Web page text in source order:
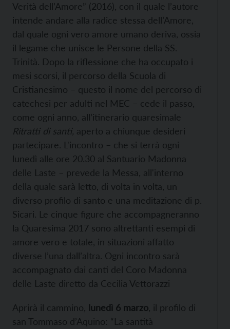
Verità dell’Amore” (2016), con il quale l’autore
intende andare alla radice stessa dell’Amore,
dal quale ogni vero amore umano deriva, ossia
il legame che unisce le Persone della SS.
Trinità. Dopo la riflessione che ha occupato i
mesi scorsi, il percorso della Scuola di
Cristianesimo – questo il nome del percorso di
catechesi per adulti nel MEC – cede il passo,
come ogni anno, all’itinerario quaresimale
Ritratti di santi, aperto a chiunque desideri
partecipare. L'incontro – che si terrà ogni
lunedì alle ore 20.30 al Santuario Madonna
delle Laste – prevede la Messa, all'interno
della quale sarà letto, di volta in volta, un
diverso profilo di santo e una meditazione di p.
Sicari. Le cinque figure che accompagneranno
la Quaresima 2017 sono altrettanti esempi di
amore vero e totale, in situazioni affatto
diverse l’una dall’altra. Ogni incontro sarà
accompagnato dai canti del Coro Madonna
delle Laste diretto da Cecilia Vettorazzi
Aprirà il cammino, lunedì 6 marzo , il profilo di
san Tommaso d’Aquino: “La santità